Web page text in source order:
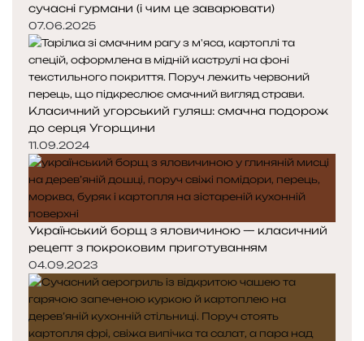
сучасні гурмани (і чим це заварювати)
07.06.2025
Класичний угорський гуляш: смачна подорож
до серця Угорщини
11.09.2024
Український борщ з яловичиною — класичний
рецепт з покроковим приготуванням
04.09.2023